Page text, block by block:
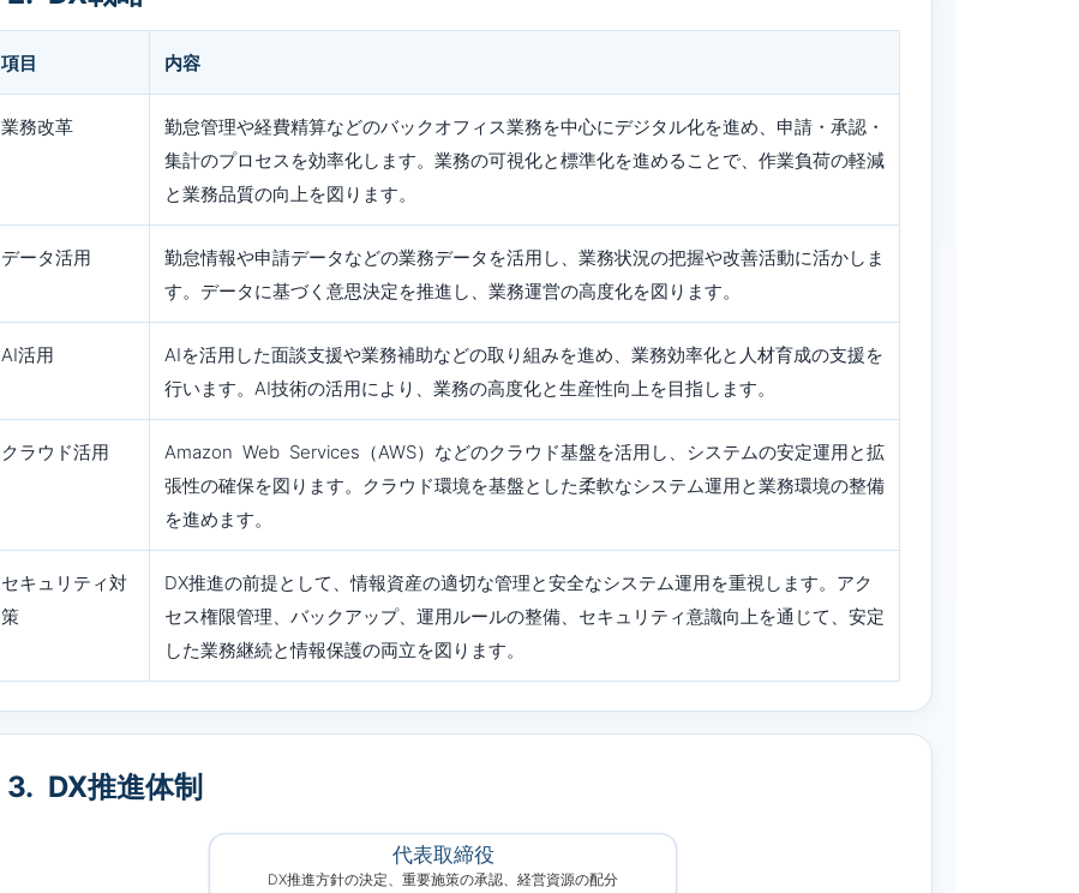
項目 内容
業務改革
勤怠管理や経費精算などのバックオフィス業務を中心にデジタル化を進め、申請・承認・
集計のプロセスを効率化します。業務の可視化と標準化を進めることで、作業負荷の軽減
と業務品質の向上を図ります。
データ活用
勤怠情報や申請データなどの業務データを活用し、業務状況の把握や改善活動に活かしま
す。データに基づく意思決定を推進し、業務運営の高度化を図ります。
AI活用
AIを活用した面談支援や業務補助などの取り組みを進め、業務効率化と人材育成の支援を
行います。AI技術の活用により、業務の高度化と生産性向上を目指します。
クラウド活用
Amazon Web Services（AWS）などのクラウド基盤を活用し、システムの安定運用と拡
張性の確保を図ります。クラウド環境を基盤とした柔軟なシステム運用と業務環境の整備
を進めます。
セキュリティ対
策
DX推進の前提として、情報資産の適切な管理と安全なシステム運用を重視します。アク
セス権限管理、バックアップ、運用ルールの整備、セキュリティ意識向上を通じて、安定
した業務継続と情報保護の両立を図ります。
3. DX推進体制
代表取締役
DX推進方針の決定、重要施策の承認、経営資源の配分